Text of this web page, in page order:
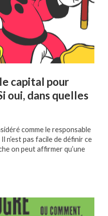
capital pour
oui, dans quelles
comme le responsable
n’est pas facile de définir ce
on peut affirmer qu’une